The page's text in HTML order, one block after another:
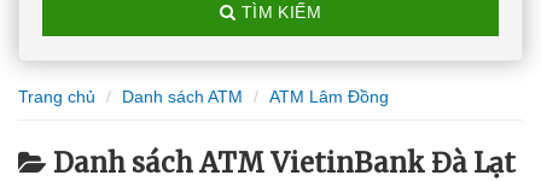
TÌM KIẾM
Trang chủ Danh sách ATM ATM Lâm Đồng
Danh sách ATM VietinBank Đà Lạt